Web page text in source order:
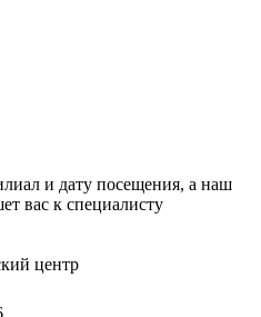
и дату посещения, а наш
вас к специалисту
центр